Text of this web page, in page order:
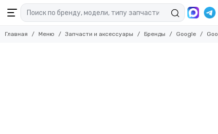
Главная Меню Запчасти и аксессуары Бренды Google